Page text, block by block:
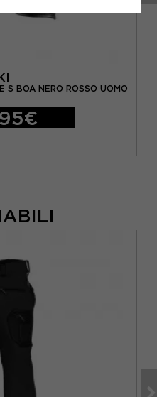
S BOA NERO ROSSO UOMO